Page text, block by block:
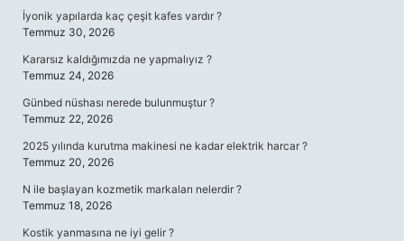
İyonik yapılarda kaç çeşit kafes vardır ?
Temmuz 30, 2026
Kararsız kaldığımızda ne yapmalıyız ?
Temmuz 24, 2026
Günbed nüshası nerede bulunmuştur ?
Temmuz 22, 2026
2025 yılında kurutma makinesi ne kadar elektrik harcar ?
Temmuz 20, 2026
N ile başlayan kozmetik markaları nelerdir ?
Temmuz 18, 2026
Kostik yanmasına ne iyi gelir ?